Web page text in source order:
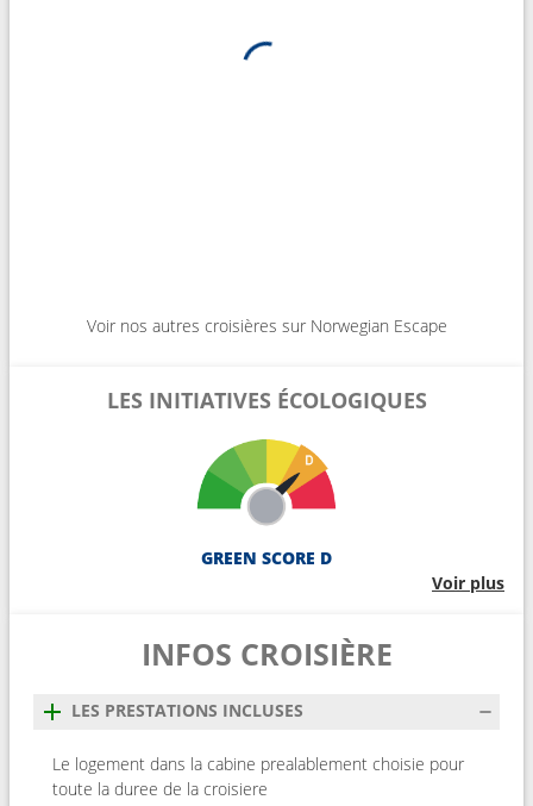
Voir nos autres croisières sur Norwegian Escape
LES INITIATIVES ÉCOLOGIQUES
GREEN SCORE D
Voir plus
INFOS CROISIÈRE
LES PRESTATIONS INCLUSES
Le logement dans la cabine prealablement choisie pour
toute la duree de la croisiere